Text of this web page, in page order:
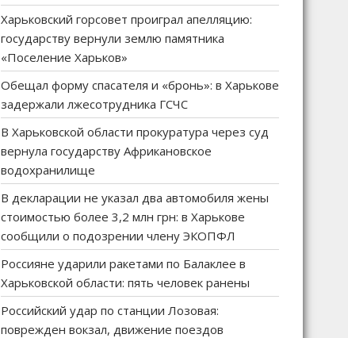
Харьковский горсовет проиграл апелляцию:
государству вернули землю памятника
«Поселение Харьков»
Обещал форму спасателя и «бронь»: в Харькове
задержали лжесотрудника ГСЧС
В Харьковской области прокуратура через суд
вернула государству Африкановское
водохранилище
В декларации не указал два автомобиля жены
стоимостью более 3,2 млн грн: в Харькове
сообщили о подозрении члену ЭКОПФЛ
Россияне ударили ракетами по Балаклее в
Харьковской области: пять человек ранены
Российский удар по станции Лозовая:
поврежден вокзал, движение поездов